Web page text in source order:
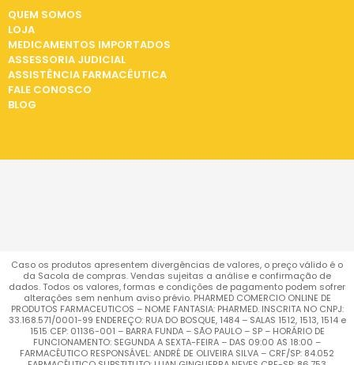
QUEM SOMOS
LOJA
MEDICAMENTOS IMPORTADOS
ASSESSORIA JUDICIAL
ASSISTÊNCIA FARMACÊUTICA
FALE CONOSCO
BLOG
Caso os produtos apresentem divergências de valores, o preço válido é o
da Sacola de compras. Vendas sujeitas a análise e confirmação de
dados. Todos os valores, formas e condições de pagamento podem sofrer
alterações sem nenhum aviso prévio. PHARMED COMERCIO ONLINE DE
PRODUTOS FARMACEUTICOS – NOME FANTASIA: PHARMED. INSCRITA NO CNPJ:
33.168.571/0001-99 ENDEREÇO: RUA DO BOSQUE, 1484 – SALAS 1512, 1513, 1514 e
1515 CEP: 01136-001 – BARRA FUNDA – SÃO PAULO – SP – HORÁRIO DE
FUNCIONAMENTO: SEGUNDA A SEXTA-FEIRA – DAS 09:00 AS 18:00 –
FARMACÊUTICO RESPONSÁVEL: ANDRÉ DE OLIVEIRA SILVA – CRF/SP: 84.052